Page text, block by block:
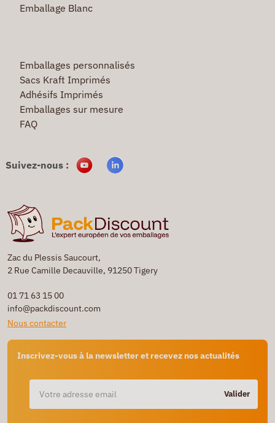
Zac du Plessis Saucourt,
2 Rue Camille Decauville, 91250 Tigery
01 71 63 15 00
info@packdiscount.com
Nous contacter
Inscrivez-vous à la newsletter et recevez nos actualités
Valider
Emballage Blanc
Emballages personnalisés
Sacs Kraft Imprimés
Adhésifs Imprimés
Emballages sur mesure
FAQ
Suivez-nous :